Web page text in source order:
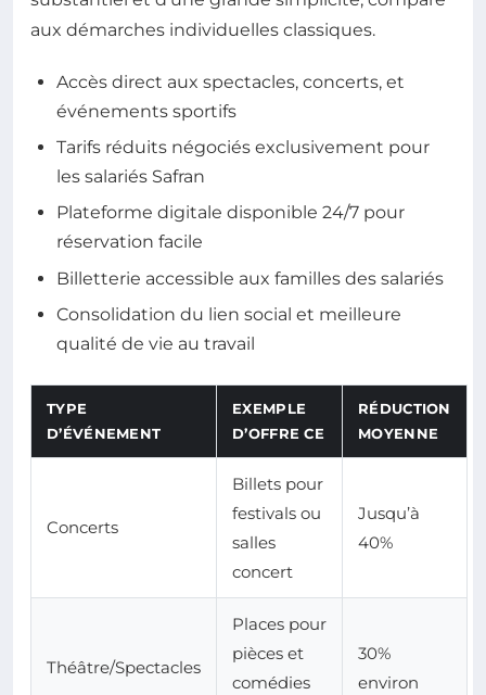
aux démarches individuelles classiques.
Accès direct aux spectacles, concerts, et
événements sportifs
Tarifs réduits négociés exclusivement pour
les salariés Safran
Plateforme digitale disponible 24/7 pour
réservation facile
Billetterie accessible aux familles des salariés
Consolidation du lien social et meilleure
qualité de vie au travail
TYPE
D’ÉVÉNEMENT
EXEMPLE
D’OFFRE CE
RÉDUCTION
MOYENNE
Concerts
Billets pour
festivals ou
salles
concert
Jusqu’à
40%
Théâtre/Spectacles
Places pour
pièces et
comédies
30%
environ